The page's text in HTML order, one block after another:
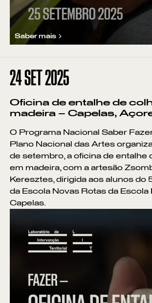
Saber mais
24SET 2025
Oficina de entalhe de
madeira – Capelas,
O Programa Nacional Saber
Plano Nacional das Artes
de setembro, a oficina de entalhe
em madeira, com a artesão
Keresztes, dirigida aos alunos do
da Escola Novas Rotas da Escola
Capelas.